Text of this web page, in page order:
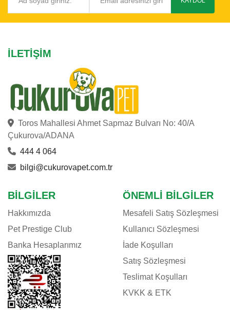
İLETIŞIM
Toros Mahallesi Ahmet Sapmaz Bulvarı No: 40/A
Çukurova/ADANA
444 4 064
bilgi@cukurovapet.com.tr
BILGILER
Hakkımızda
Pet Prestige Club
Banka Hesaplarımız
ÖNEMLI BILGILER
Mesafeli Satış Sözleşmesi
Kullanıcı Sözleşmesi
İade Koşulları
Satış Sözleşmesi
Teslimat Koşulları
KVKK & ETK